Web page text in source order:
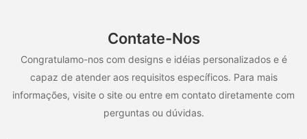
Contate-Nos
Congratulamo-nos com designs e idéias personalizados e é
capaz de atender aos requisitos específicos. Para mais
informações, visite o site ou entre em contato diretamente com
perguntas ou dúvidas.